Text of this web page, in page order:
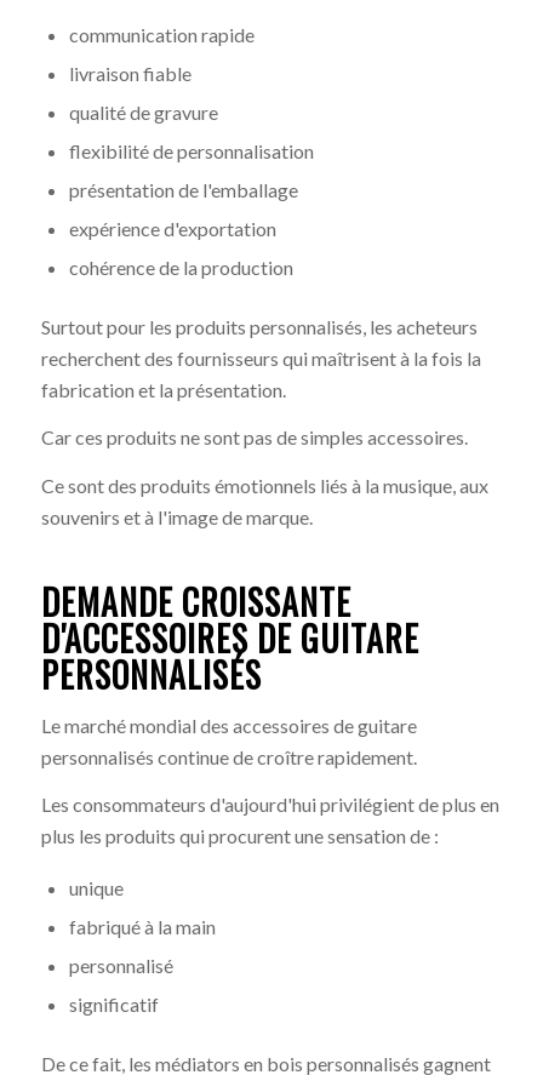
communication rapide
livraison fiable
qualité de gravure
flexibilité de personnalisation
présentation de l'emballage
expérience d'exportation
cohérence de la production
Surtout pour les produits personnalisés, les acheteurs
recherchent des fournisseurs qui maîtrisent à la fois la
fabrication et la présentation.
Car ces produits ne sont pas de simples accessoires.
Ce sont des produits émotionnels liés à la musique, aux
souvenirs et à l'image de marque.
DEMANDE CROISSANTE
D'ACCESSOIRES DE GUITARE
PERSONNALISÉS
Le marché mondial des accessoires de guitare
personnalisés continue de croître rapidement.
Les consommateurs d'aujourd'hui privilégient de plus en
plus les produits qui procurent une sensation de :
unique
fabriqué à la main
personnalisé
significatif
De ce fait, les médiators en bois personnalisés gagnent